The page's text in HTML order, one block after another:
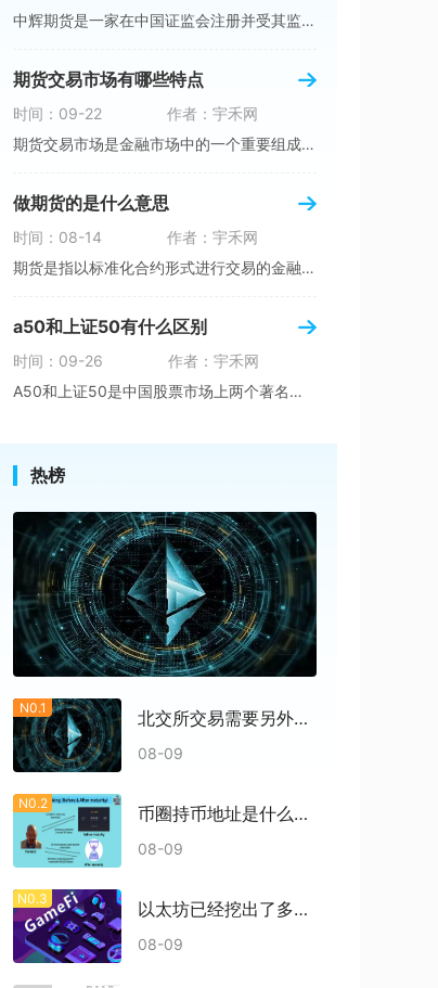
中辉期货是一家在中国证监会注册并受其监管的期
期货交易市场有哪些特点
时间：09-22
作者：宇禾网
期货交易市场是金融市场中的一个重要组成部分，
做期货的是什么意思
时间：08-14
作者：宇禾网
期货是指以标准化合约形式进行交易的金融工具。
a50和上证50有什么区别
时间：09-26
作者：宇禾网
A50和上证50是中国股票市场上两个著名的股
热榜
N0.1 北交所交易需要另外开户吗
08-09
N0.2 币圈持币地址是什么意思
08-09
N0.3 以太坊已经挖出了多少枚
08-09